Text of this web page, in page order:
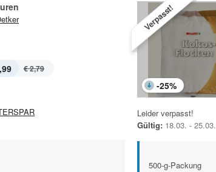
€ 2,79
Verpasst!
-25%
Leider verpasst!
Gültig: 18.03. - 25.03.
500-g-Packung